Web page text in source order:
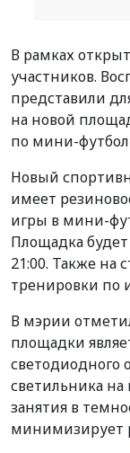
В рамках
участников.
представили
на новой
по мини-
Новый
имеет
игры в мини-
Площадка
21:00. Также на
тренировки по
В мэрии
площадки
светодиодного
светильника
занятия в
минимизирует